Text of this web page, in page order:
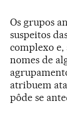
Os grupos
suspeitos
complexo e,
nomes de
atribuem
pôde se